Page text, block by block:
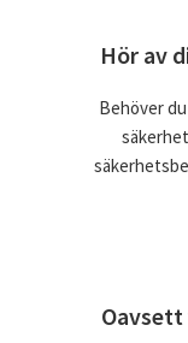
Hör av
Behöver
Oavsett